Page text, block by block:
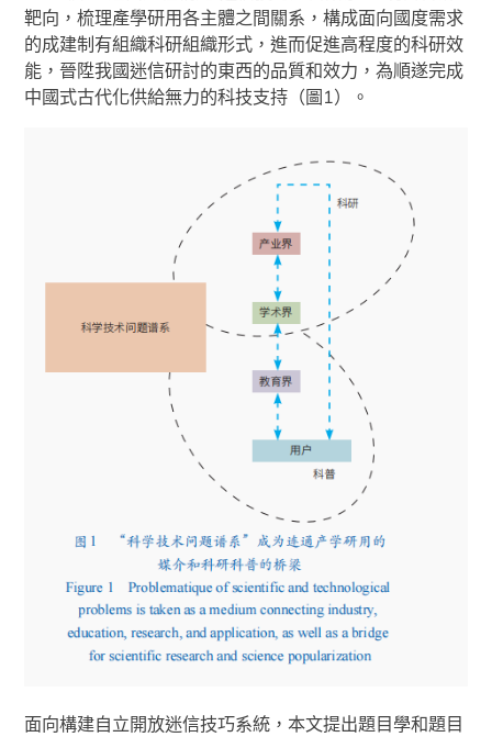
靶向，梳理產學研用各主體之間關系，構成面向國度需求
的成建制有組織科研組織形式，進而促進高程度的科研效
能，晉陞我國迷信研討的東西的品質和效力，為順遂完成
中國式古代化供給無力的科技支持（圖1）。
面向構建自立開放迷信技巧系統，本文提出題目學和題目